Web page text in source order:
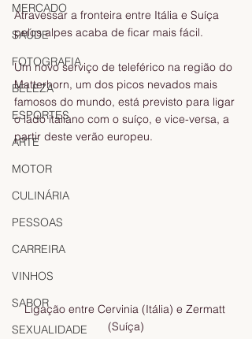
MERCADO
SAÚDE
FOTOGRAFIA
BELEZA
ESPORTES
ARTE
MOTOR
CULINÁRIA
PESSOAS
CARREIRA
VINHOS
SABOR
SEXUALIDADE
Atravessar a fronteira entre Itália e Suíça
pelos alpes acaba de ficar mais fácil.
Um novo serviço de teleférico na região do
Matterhorn, um dos picos nevados mais
famosos do mundo, está previsto para ligar
o lado italiano com o suíço, e vice-versa, a
partir deste verão europeu.
Ligação entre Cervinia (Itália) e Zermatt
(Suíça)